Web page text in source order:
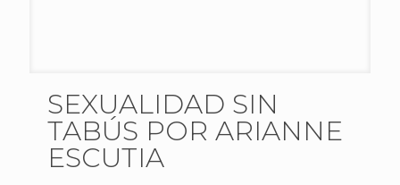
SEXUALIDAD SIN
TABÚS POR ARIANNE
ESCUTIA